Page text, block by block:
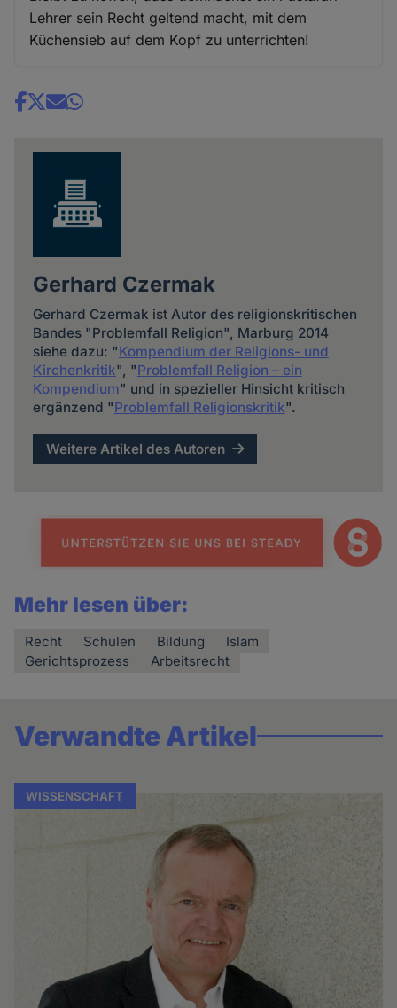
Lehrer sein Recht geltend macht, mit dem
Küchensieb auf dem Kopf zu unterrichten!
Share
Gerhard Czermak
Gerhard Czermak ist Autor des religionskritischen
Bandes "Problemfall Religion", Marburg 2014
siehe dazu: "Kompendium der Religions- und
Kirchenkritik", "Problemfall Religion – ein
Kompendium" und in spezieller Hinsicht kritisch
ergänzend "Problemfall Religionskritik".
Weitere Artikel des Autoren
Mehr lesen über:
Recht Schulen Bildung
Islam
Gerichtsprozess
Arbeitsrecht
Verwandte Artikel
WISSENSCHAFT